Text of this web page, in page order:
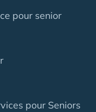
pour senior
pour Seniors